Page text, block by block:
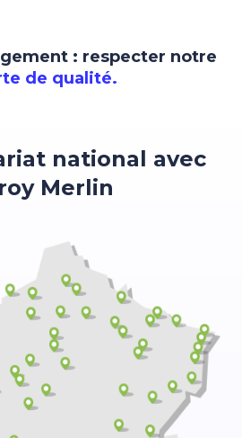
: respecter notre
de qualité.
national avec
Merlin